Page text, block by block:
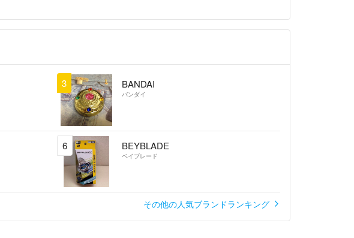
3 BANDAI
バンダイ
6 BEYBLADE
ベイブレード
その他の人気ブランドランキング